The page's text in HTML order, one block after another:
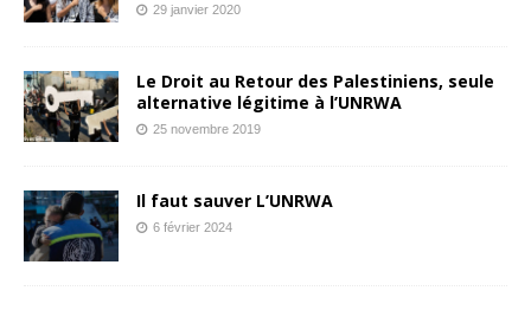
29 janvier 2020
Le Droit au Retour des Palestiniens, seule
alternative légitime à l’UNRWA
25 novembre 2019
Il faut sauver L’UNRWA
6 février 2024